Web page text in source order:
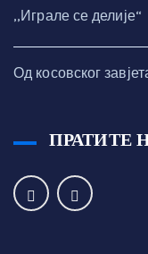
,,Играле се делије“
Од косовског
ПРАТИТЕ